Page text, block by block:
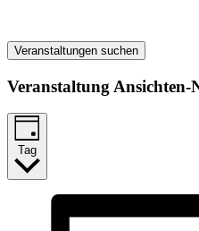
Veranstaltungen suchen
Veranstaltung Ansichten-
Tag